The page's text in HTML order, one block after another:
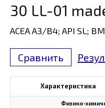
30 LL-01
ACEA A3/B4; API SL;
Сравнить
Характеристика
Физико-